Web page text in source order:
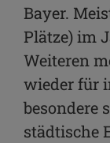
Bayer.
Plätze) im
Weiteren
wieder für
besondere
städtische